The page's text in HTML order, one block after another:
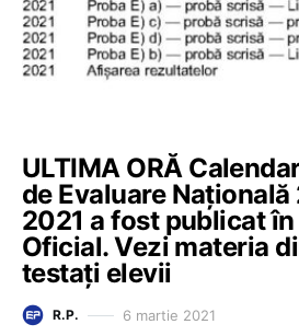
ULTIMA ORĂ
de Evaluare Națională
2021 a fost publicat
Oficial. Vezi materia
testați elevii
R.P. 6 martie 2021